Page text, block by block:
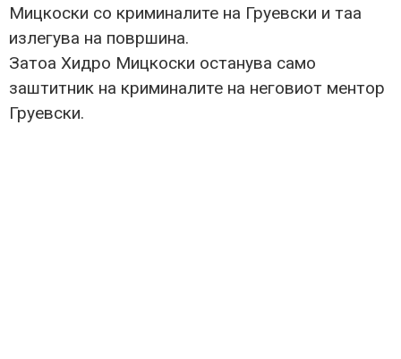
Мицкоски со криминалите на Груевски и таа
излегува на површина.
Затоа Хидро Мицкоски останува само
заштитник на криминалите на неговиот ментор
Груевски.